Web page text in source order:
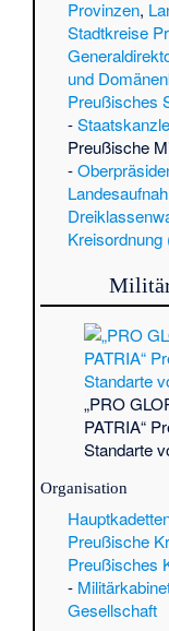
Provinzen,
Stadtkreise
und
Preußisches
-
Preußische
-
Kreisordnung
„PRO
PATRIA“
Standarte
Organisation
Preußische
Preußisches
-
Gesellschaft